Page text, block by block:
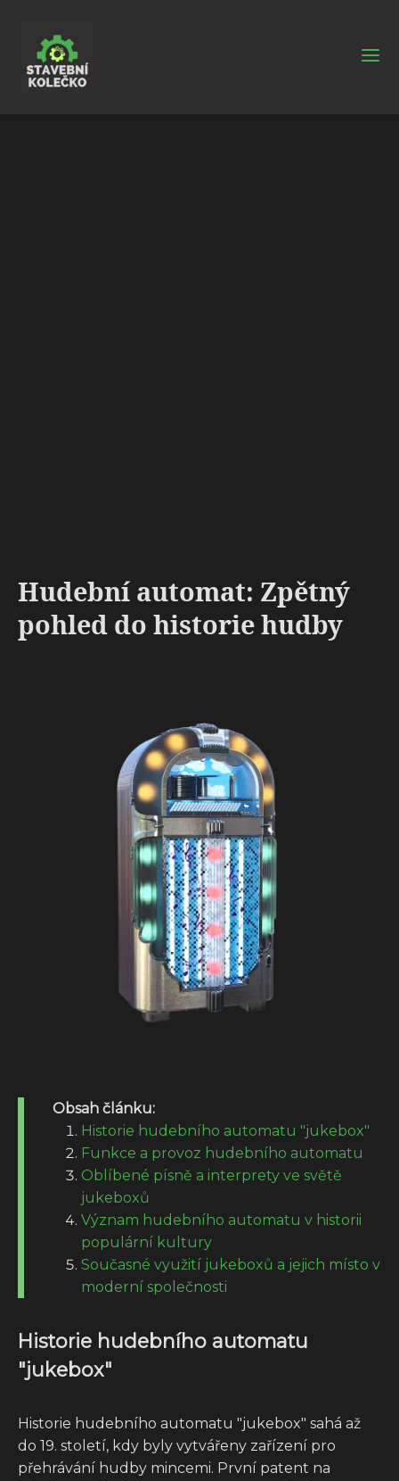
Hudební automat: Zpětný
pohled do historie hudby
Obsah článku:
Historie hudebního automatu "jukebox"
Funkce a provoz hudebního automatu
Oblíbené písně a interprety ve světě
jukeboxů
Význam hudebního automatu v historii
populární kultury
Současné využití jukeboxů a jejich místo v
moderní společnosti
Historie hudebního automatu
"jukebox"
Historie hudebního automatu "jukebox" sahá až
do 19. století, kdy byly vytvářeny zařízení pro
přehrávání hudby mincemi. První patent na